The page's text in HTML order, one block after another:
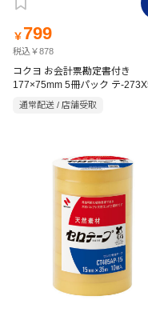
￥ 799
税込￥878
コクヨ お会計票勘定書付き
177×75mm 5冊パック テ-
通常配送 / 店舗受取